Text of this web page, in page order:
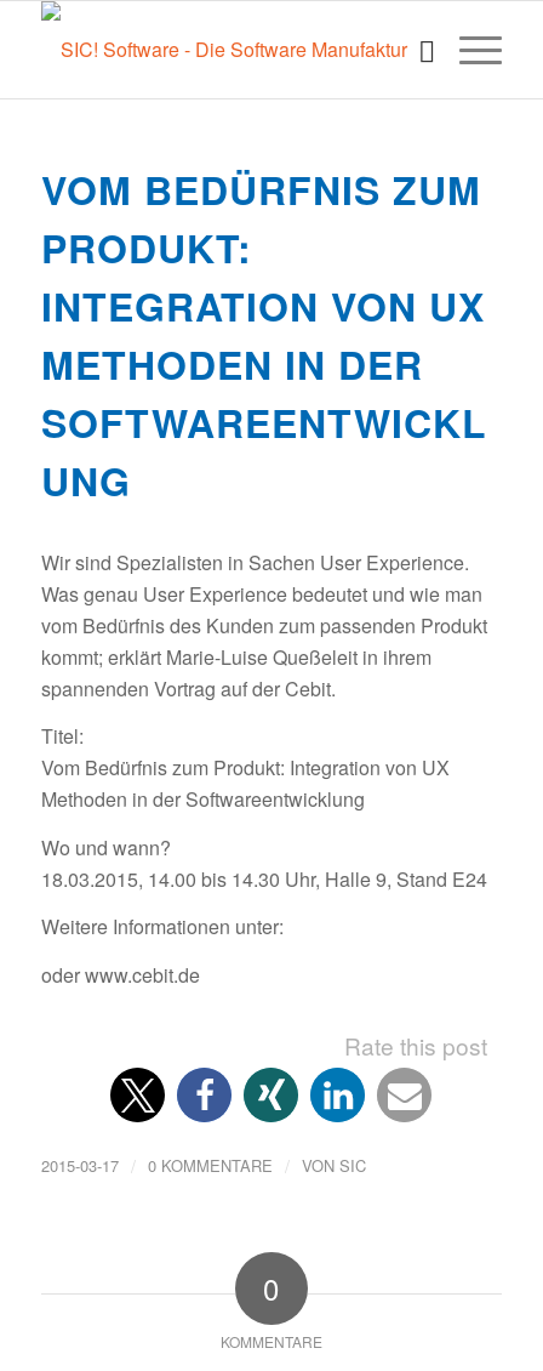
VOM BEDÜRFNIS ZUM
PRODUKT:
INTEGRATION VON UX
METHODEN IN DER
SOFTWAREENTWICKL
UNG
Wir sind Spezialisten in Sachen User Experience.
Was genau User Experience bedeutet und wie man
vom Bedürfnis des Kunden zum passenden Produkt
kommt; erklärt Marie-Luise Queßeleit in ihrem
spannenden Vortrag auf der Cebit.
Titel:
Vom Bedürfnis zum Produkt: Integration von UX
Methoden in der Softwareentwicklung
Wo und wann?
18.03.2015, 14.00 bis 14.30 Uhr, Halle 9, Stand E24
Weitere Informationen unter:
oder www.cebit.de
Rate this post
2015-03-17 / 0 KOMMENTARE / VON SIC
0
KOMMENTARE